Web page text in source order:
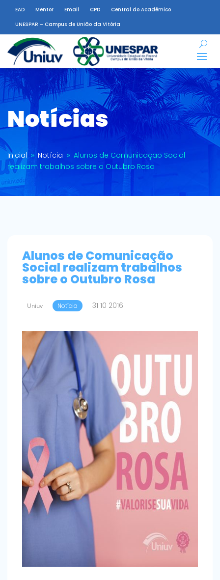
EAD Mentor Email CPD
Central do Acadêmico
UNESPAR – Campus de União da Vitória
Notícias
Inicial 9 Notícia 9 Alunos de Comunicação Social
realizam trabalhos sobre o Outubro Rosa
Alunos de Comunicação
Social realizam trabalhos
sobre o Outubro Rosa
Uniuv Notícia 31 10 2016